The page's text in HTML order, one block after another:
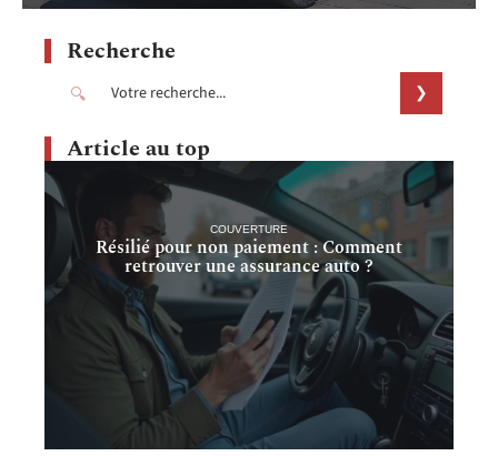
Recherche
Article au top
COUVERTURE
Résilié pour non paiement : Comment
retrouver une assurance auto ?